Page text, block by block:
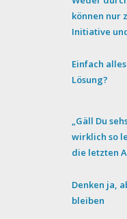
können nur
Initiative
Einfach
Lösung?
„Gäll Du
wirklich so
die letzten
Denken ja,
bleiben